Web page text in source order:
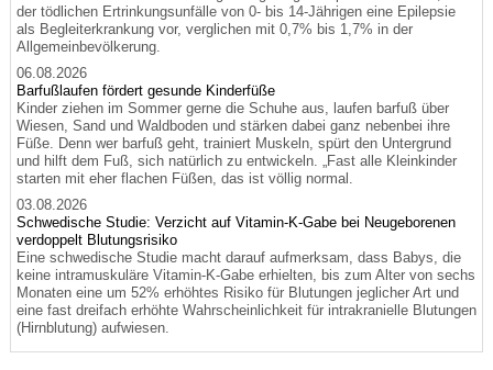
der tödlichen Ertrinkungsunfälle von 0- bis 14-Jährigen eine Epilepsie
als Begleiterkrankung vor, verglichen mit 0,7% bis 1,7% in der
Allgemeinbevölkerung.
06.08.2026
Barfußlaufen fördert gesunde Kinderfüße
Kinder ziehen im Sommer gerne die Schuhe aus, laufen barfuß über
Wiesen, Sand und Waldboden und stärken dabei ganz nebenbei ihre
Füße. Denn wer barfuß geht, trainiert Muskeln, spürt den Untergrund
und hilft dem Fuß, sich natürlich zu entwickeln. „Fast alle Kleinkinder
starten mit eher flachen Füßen, das ist völlig normal.
03.08.2026
Schwedische Studie: Verzicht auf Vitamin-K-Gabe bei Neugeborenen
verdoppelt Blutungsrisiko
Eine schwedische Studie macht darauf aufmerksam, dass Babys, die
keine intramuskuläre Vitamin-K-Gabe erhielten, bis zum Alter von sechs
Monaten eine um 52% erhöhtes Risiko für Blutungen jeglicher Art und
eine fast dreifach erhöhte Wahrscheinlichkeit für intrakranielle Blutungen
(Hirnblutung) aufwiesen.